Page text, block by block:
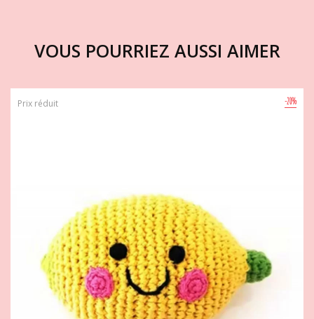
VOUS POURRIEZ AUSSI AIMER
-20%
Prix réduit